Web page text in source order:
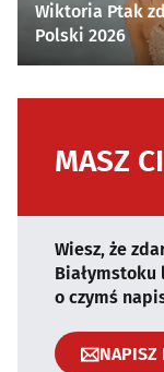
Wiktoria Ptak
Polski 2026
MASZ
Wiesz, że
Białymstoku
o czymś
NAPISZ